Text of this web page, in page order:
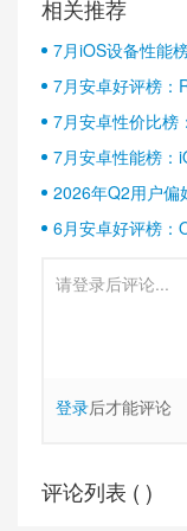
相关推荐
7月iOS设备性能
7月安卓好评榜：
半壁江山
7月安卓性价比榜
7月安卓性能榜：
2026年Q2用户偏
6月安卓好评榜：
登录后才能评论
评论列表 ( )